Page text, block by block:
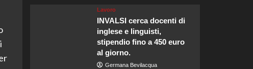
Lavoro
INVALSI cerca docenti di
inglese e linguisti,
stipendio fino a 450 euro
al giorno.
Germana Bevilacqua